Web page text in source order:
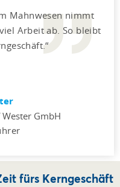
Mahnwesen nimmt
Arbeit ab. So bleibt
Wester GmbH
fürs Kerngeschäft